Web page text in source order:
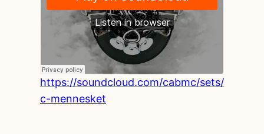
https://soundcloud.com/cabmc/sets/
c-mennesket